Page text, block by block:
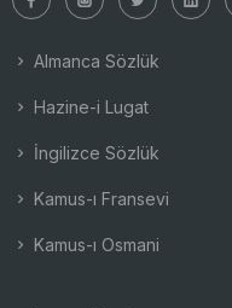
Almanca Sözlük
Hazine-i Lugat
İngilizce Sözlük
Kamus-ı Fransevi
Kamus-ı Osmani